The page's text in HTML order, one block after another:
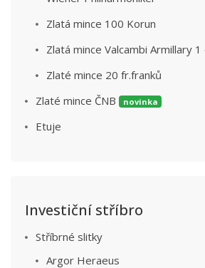
Zlatá mince 100 Korun
Zlatá mince Valcambi Armillary 1
Zlaté mince 20 fr.franků
Zlaté mince ČNB
novinka
Etuje
Investiční stříbro
Stříbrné slitky
Argor Heraeus